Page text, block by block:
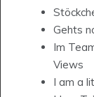
Gehts
Im
Views
I am a